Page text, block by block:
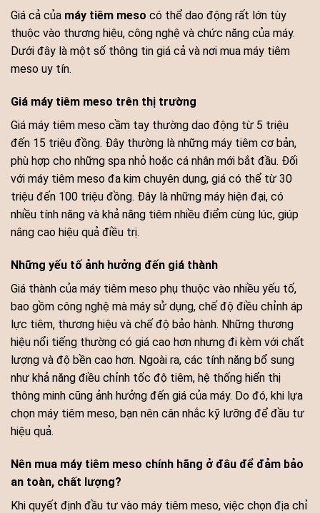
Giá cả của máy tiêm meso có thể dao động rất lớn tùy
thuộc vào thương hiệu, công nghệ và chức năng của máy.
Dưới đây là một số thông tin giá cả và nơi mua máy tiêm
meso uy tín.
Giá máy tiêm meso trên thị trường
Giá máy tiêm meso cầm tay thường dao động từ 5 triệu
đến 15 triệu đồng. Đây thường là những máy tiêm cơ bản,
phù hợp cho những spa nhỏ hoặc cá nhân mới bắt đầu. Đối
với máy tiêm meso đa kim chuyên dụng, giá có thể từ 30
triệu đến 100 triệu đồng. Đây là những máy hiện đại, có
nhiều tính năng và khả năng tiêm nhiều điểm cùng lúc, giúp
nâng cao hiệu quả điều trị.
Những yếu tố ảnh hưởng đến giá thành
Giá thành của máy tiêm meso phụ thuộc vào nhiều yếu tố,
bao gồm công nghệ mà máy sử dụng, chế độ điều chỉnh áp
lực tiêm, thương hiệu và chế độ bảo hành. Những thương
hiệu nổi tiếng thường có giá cao hơn nhưng đi kèm với chất
lượng và độ bền cao hơn. Ngoài ra, các tính năng bổ sung
như khả năng điều chỉnh tốc độ tiêm, hệ thống hiển thị
thông minh cũng ảnh hưởng đến giá của máy. Do đó, khi lựa
chọn máy tiêm meso, bạn nên cân nhắc kỹ lưỡng để đầu tư
hiệu quả.
Nên mua máy tiêm meso chính hãng ở đâu để đảm bảo
an toàn, chất lượng?
Khi quyết định đầu tư vào máy tiêm meso, việc chọn địa chỉ